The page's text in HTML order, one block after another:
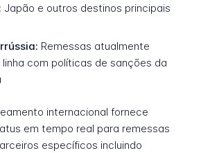
Japão e outros destinos principais
Remessas atualmente
linha com políticas de sanções da
internacional fornece
em tempo real para remessas
específicos incluindo